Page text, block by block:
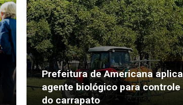
Prefeitura de Americana aplica
agente biológico para controle
do carrapato